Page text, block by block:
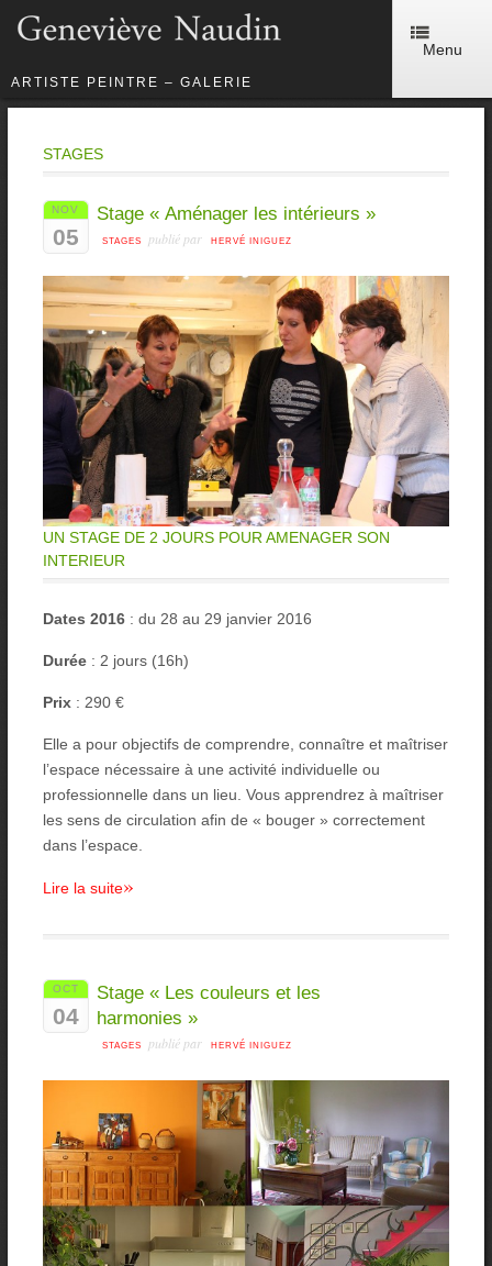
ARTISTE PEINTRE – GALERIE
Menu
STAGES
NOV
05
Stage « Aménager les intérieurs »
STAGES publié par HERVÉ INIGUEZ
UN STAGE DE 2 JOURS POUR AMENAGER SON
INTERIEUR
Dates 2016: du 28 au 29 janvier 2016
Durée: 2 jours (16h)
Prix: 290 €
Elle a pour objectifs de comprendre, connaître et maîtriser
l’espace nécessaire à une activité individuelle ou
professionnelle dans un lieu. Vous apprendrez à maîtriser
les sens de circulation afin de « bouger » correctement
dans l’espace.
Lire la suite»
OCT
04
Stage « Les couleurs et les
harmonies »
STAGES publié par HERVÉ INIGUEZ